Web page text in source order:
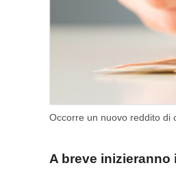
Occorre un nuovo reddito di
A breve